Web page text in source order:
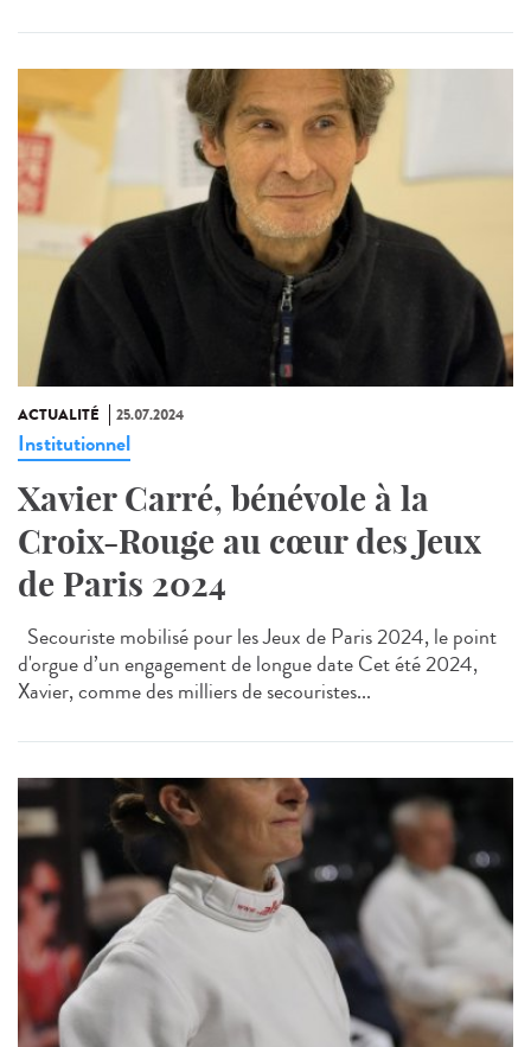
ACTUALITÉ 25.07.2024
Institutionnel
Xavier Carré, bénévole à la
Croix-Rouge au cœur des Jeux
de Paris 2024
Secouriste mobilisé pour les Jeux de Paris 2024, le point
d'orgue d’un engagement de longue date Cet été 2024,
Xavier, comme des milliers de secouristes...